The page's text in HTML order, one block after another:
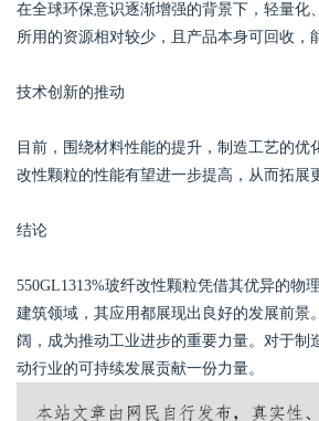
在全球环保意识逐渐增强的背景下，轻量化
所用的资源相对较少，且产品本身可回收，
技术创新的推动
目前，围绕材料性能的提升，制造工艺的
改性颗粒的性能有望进一步提高，从而拓展
结论
550GL1313%玻纤改性颗粒凭借其优异的
建筑领域，其应用都展现出良好的发展前景
阔，成为推动工业进步的重要力量。对于制
动行业的可持续发展贡献一份力量。